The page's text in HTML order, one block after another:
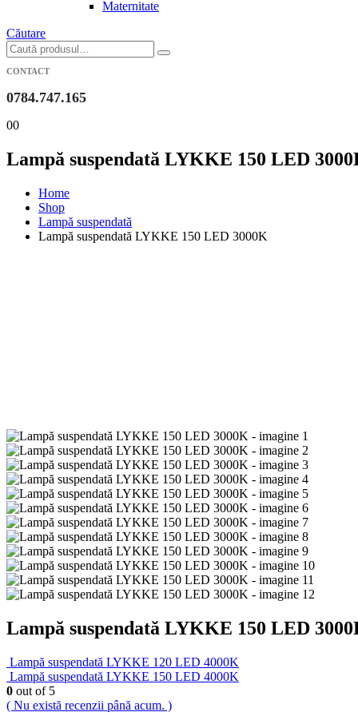
Maternitate
Căutare
CONTACT
0784.747.165
00
Lampă suspendată LYKKE 150 LED
Home
Shop
Lampă suspendată
Lampă suspendată LYKKE 150 LED 3000K
Lampă suspendată LYKKE 150 LED
Lampă suspendată LYKKE 120 LED 4000K
Lampă suspendată LYKKE 150 LED 4000K
0 out of 5
( Nu există recenzii până acum. )